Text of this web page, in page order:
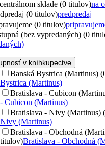
sklade (0 titulov)na
(0 titulov)predpredaj
(0 titulov)
(bez vypredaných) (0
v kníhkupectve
Banská Bystrica (Martinus)
Bystrica (Martinus)
Bratislava - Cubicon
- Cubicon (Martinus)
Bratislava - Nivy (Martinus)
Nivy (Martinus)
Bratislava - Obchodná
titulov)Bratislava - Obchodná